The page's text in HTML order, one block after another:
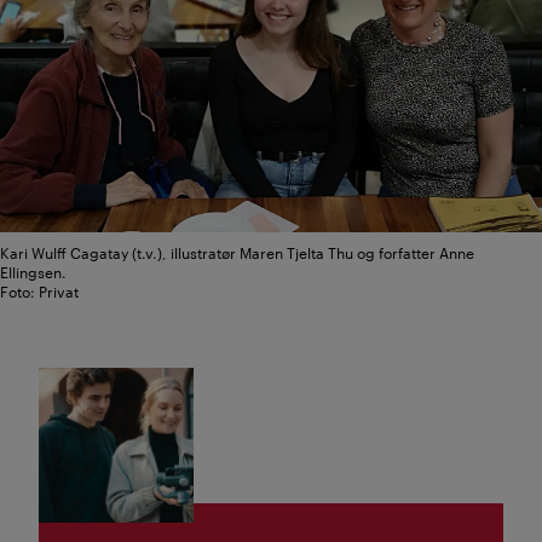
Kari Wulff Cagatay (t.v.), illustratør Maren Tjelta Thu og forfatter Anne
Ellingsen.
Foto: Privat